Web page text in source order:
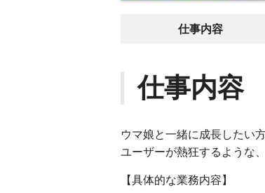
仕事内容
仕事内容
ウマ娘と一緒に成長したい
ユーザーが熱狂するような
【具体的な業務内容】